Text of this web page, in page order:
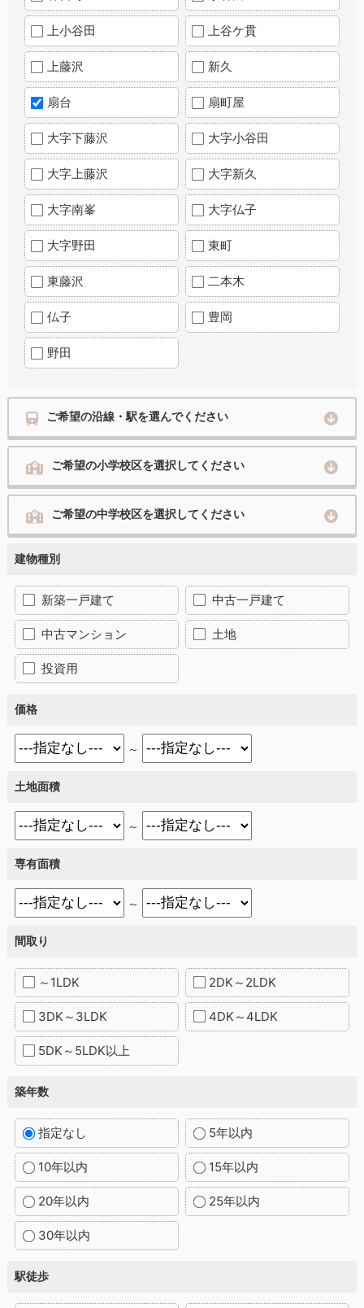
上小谷田 上谷ケ貫
上藤沢 新久
扇台 扇町屋
大字下藤沢 大字小谷田
大字上藤沢 大字新久
大字南峯 大字仏子
大字野田 東町
東藤沢 二本木
仏子 豊岡
野田
ご希望の沿線・駅を選んでください
ご希望の小学校区を選択してください
ご希望の中学校区を選択してください
建物種別
新築一戸建て 中古一戸建て
中古マンション 土地
投資用
価格
～
土地面積
～
専有面積
～
間取り
～1LDK 2DK～2LDK
3DK～3LDK 4DK～4LDK
5DK～5LDK以上
築年数
指定なし 5年以内
10年以内 15年以内
20年以内 25年以内
30年以内
駅徒歩